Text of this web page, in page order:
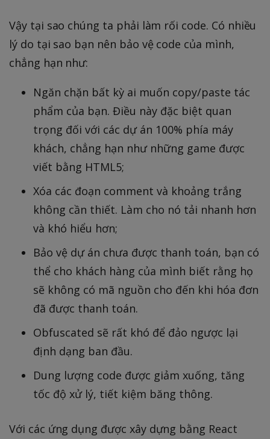
Vậy tại sao chúng ta phải làm rối code. Có nhiều
lý do tại sao bạn nên bảo vệ code của mình,
chẳng hạn như:
Ngăn chặn bất kỳ ai muốn copy/paste tác
phẩm của bạn. Điều này đặc biệt quan
trọng đối với các dự án 100% phía máy
khách, chẳng hạn như những game được
viết bằng HTML5;
Xóa các đoạn comment và khoảng trắng
không cần thiết. Làm cho nó tải nhanh hơn
và khó hiểu hơn;
Bảo vệ dự án chưa được thanh toán, bạn có
thể cho khách hàng của mình biết rằng họ
sẽ không có mã nguồn cho đến khi hóa đơn
đã được thanh toán.
Obfuscated sẽ rất khó để đảo ngược lại
định dạng ban đầu.
Dung lượng code được giảm xuống, tăng
tốc độ xử lý, tiết kiệm băng thông.
Với các ứng dụng được xây dựng bằng React